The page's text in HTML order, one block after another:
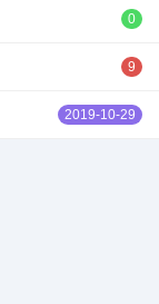
0
9
2019-10-29